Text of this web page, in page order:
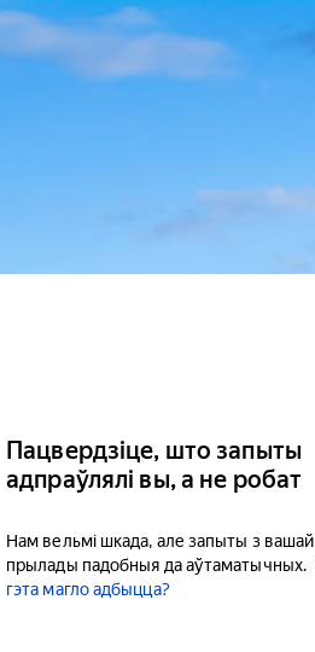
Пацвердзіце, што запыты
адпраўлялі вы, а не робат
Нам вельмі шкада, але запыты з вашай
прылады падобныя да аўтаматычных.
гэта магло адбыцца?